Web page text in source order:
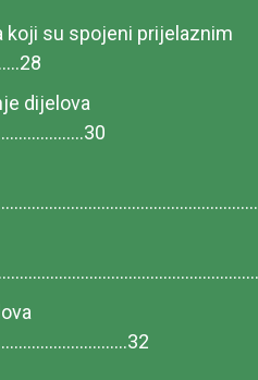
koji su spojeni prijelaznim
dijelova